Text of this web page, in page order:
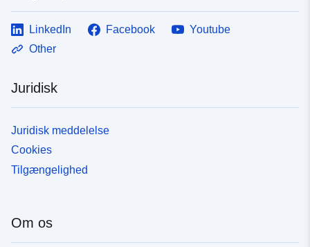
LinkedIn Facebook
Youtube
Other
Juridisk
Juridisk meddelelse
Cookies
Tilgængelighed
Om os